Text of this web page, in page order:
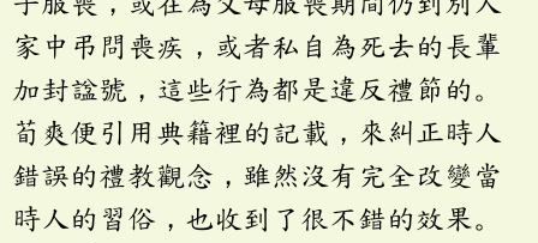
家中弔問喪疾，或者私自為死去的長輩
加封諡號，這些行為都是違反禮節的。
荀爽便引用典籍裡的記載，來糾正時人
錯誤的禮教觀念，雖然沒有完全改變當
時人的習俗，也收到了很不錯的效果。